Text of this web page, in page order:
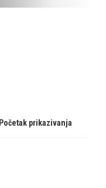
Početak prikazivanja